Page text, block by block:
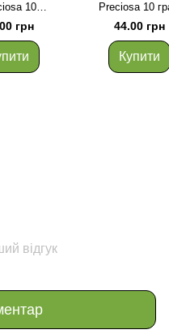
10
синьо-
грн
Preciosa 10
алебастровий
44.00 грн
Купити
відгук